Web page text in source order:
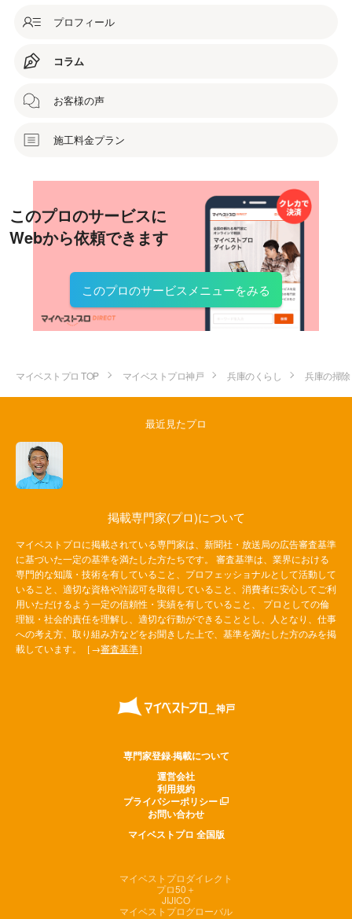
プロフィール
コラム
お客様の声
施工料金プラン
このプロのサービスに
Webから依頼できます
このプロのサービスメニューをみる
マイベストプロ TOP マイベストプロ神戸 兵庫のくらし 兵庫の掃
最近見たプロ
掲載専門家(プロ)について
マイベストプロに掲載されている専門家は、新聞社・放送局の広告審査基準
に基づいた一定の基準を満たした方たちです。 審査基準は、業界における
専門的な知識・技術を有していること、プロフェッショナルとして活動して
いること、適切な資格や許認可を取得していること、消費者に安心してご利
用いただけるよう一定の信頼性・実績を有していること、 プロとしての倫
理観・社会的責任を理解し、適切な行動ができることとし、人となり、仕事
への考え方、取り組み方などをお聞きした上で、基準を満たした方のみを掲
載しています。［→審査基準］
専門家登録·掲載について
運営会社
利用規約
プライバシーポリシー
お問い合わせ
マイベストプロ 全国版
マイベストプロダイレクト
プロ50＋
JIJICO
マイベストプログローバル